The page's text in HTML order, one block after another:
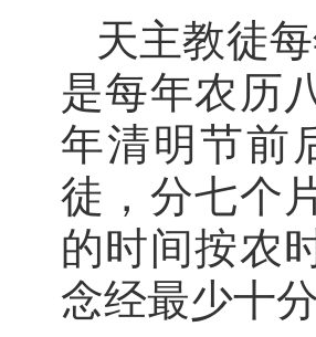
天主教徒
是每年农历
年清明节前
徒，分七个
的时间按农
念经最少十